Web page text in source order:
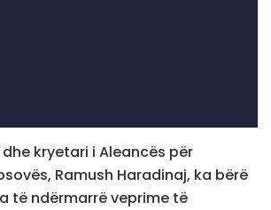
kryetari i Aleancës për
Ramush Haradinaj, ka bërë
të ndërmarrë veprime të